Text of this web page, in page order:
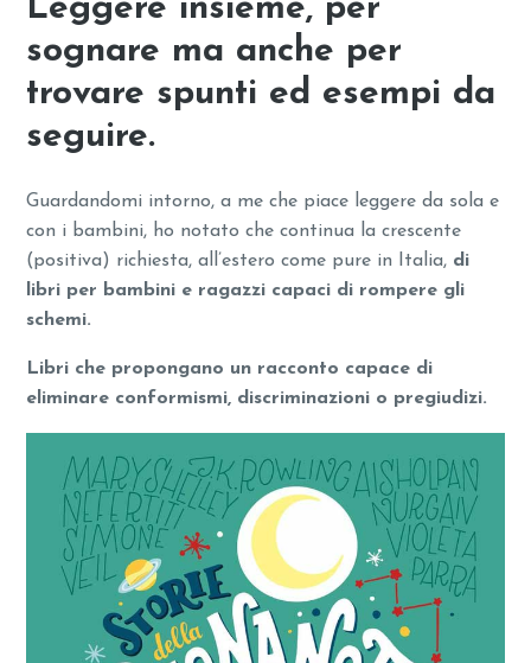
Leggere insieme, per
sognare ma anche per
trovare spunti ed esempi da
seguire.
Guardandomi intorno, a me che piace leggere da sola e
con i bambini, ho notato che continua la crescente
(positiva) richiesta, all’estero come pure in Italia, di
libri per bambini e ragazzi capaci di rompere gli
schemi.
Libri che propongano un racconto capace di
eliminare conformismi, discriminazioni o pregiudizi.